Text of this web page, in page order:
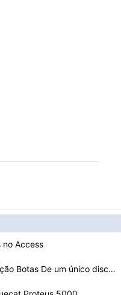
no Access
Como escolher qual partição Botas De um único disco …